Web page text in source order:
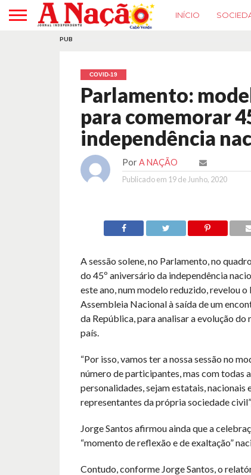
INÍCIO
PUB
COVID-19
Parlamento:
para comemorar
independência
Por A NAÇÃO
Publicado em 19 de Junho, 2020
A sessão solene, no Parlamento, no
do 45º aniversário da independência
este ano, num modelo reduzido, revelou o
Assembleia Nacional à saída de um
da República, para analisar a evolução do
país.
“Por isso, vamos ter a nossa sessão no
número de participantes, mas com todas
personalidades, sejam estatais, nacionais
representantes da própria sociedade
Jorge Santos afirmou ainda que a
“momento de reflexão e de exaltação”
Contudo, conforme Jorge Santos, o